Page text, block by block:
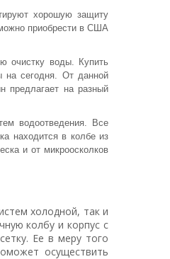
хорошую защиту
приобрести в США
очистку воды. Купить
на сегодня. От данной
предлагает на разный
водоотведения. Все
находится в колбе из
и от микроосколков
холодной, так и
колбу и корпус с
Ее в меру того
осуществить